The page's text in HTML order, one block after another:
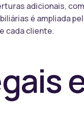
adicionais,
é ampliada
cada cliente.